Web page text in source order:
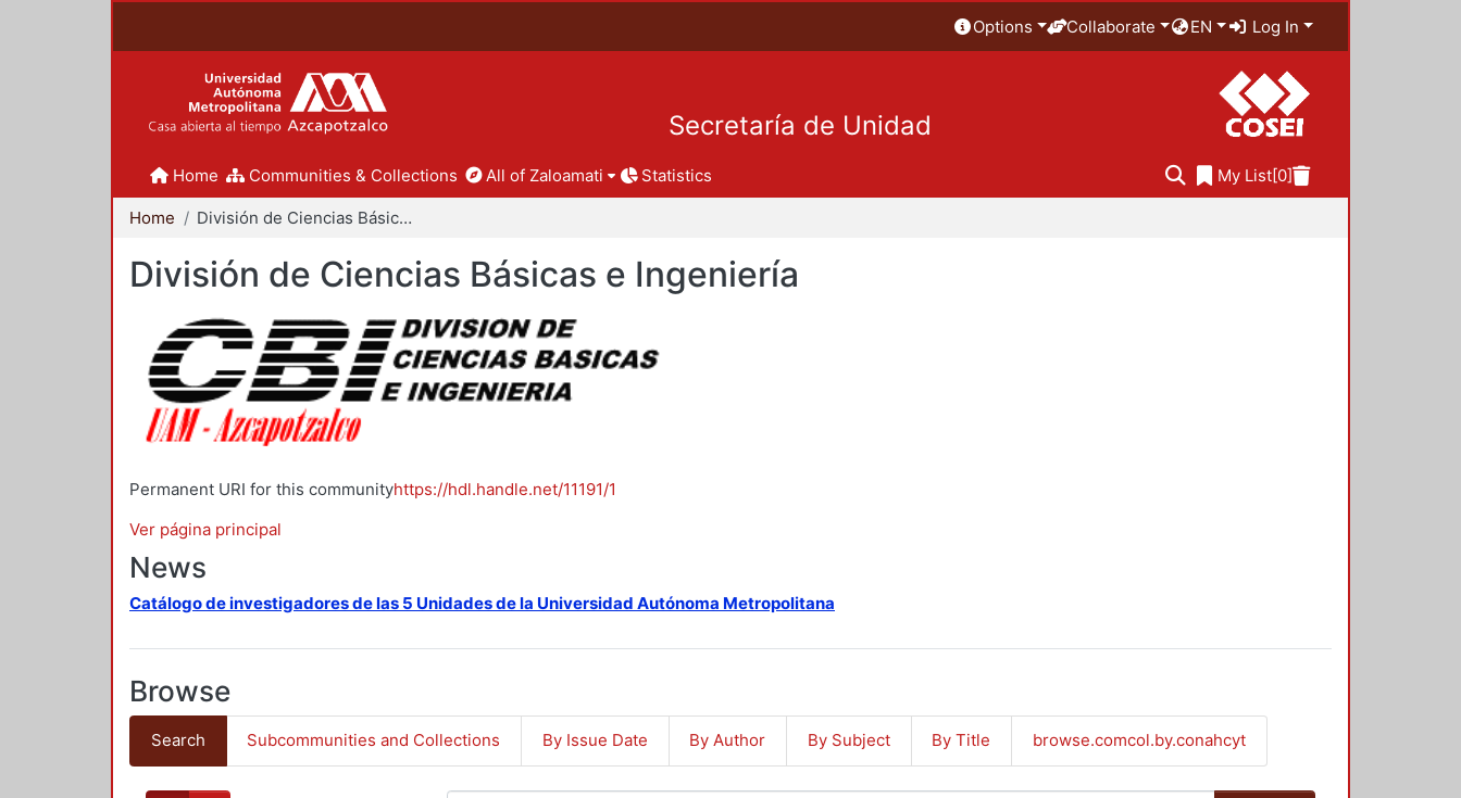
Options Collaborate EN Log In
Secretaría de Unidad
Home Communities & Collections All of Zaloamati Statistics My List[0]
Home División de Ciencias Básicas e Ingeniería
División de Ciencias Básicas e Ingeniería
Permanent URI for this communityhttps://hdl.handle.net/11191/1
Ver página principal
News
Catálogo de investigadores de las 5 Unidades de la Universidad Autónoma Metropolitana
Browse
Search Subcommunities and Collections By Issue Date By Author By Subject By Title browse.comcol.by.conahcyt